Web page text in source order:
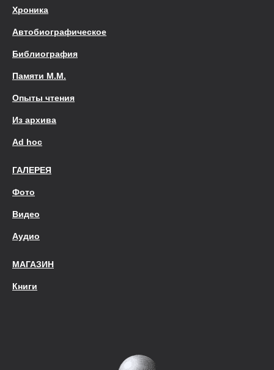
Хроника
Автобиографическое
Библиография
Памяти М.М.
Опыты чтения
Из архива
Ad hoc
ГАЛЕРЕЯ
Фото
Видео
Аудио
МАГАЗИН
Книги